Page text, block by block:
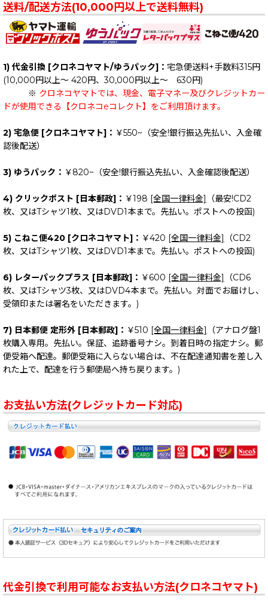
送料/配送方法(10,000円以上で送料無料)
1) 代金引換 [クロネコヤマト/ゆうパック]： 宅急便送料+手数料315円
(10,000円以上～ 420円、30,000円以上～ 630円)
※ クロネコヤマトでは、現金、電子マネー及びクレジットカー
ドが使用できる【クロネコeコレクト】をご利用頂けます。
2) 宅急便 [クロネコヤマト]： ￥550~（安全!銀行振込先払い、入金確
認後配送）
3) ゆうパック： ￥820~（安全!銀行振込先払い、入金確認後配送）
4) クリックポスト [日本郵政]： ￥198 [全国一律料金]
（最安!CD2
枚、又はTシャツ1枚、又はDVD1本まで。先払い。ポストへの投函)
5) こねこ便420 [クロネコヤマト]： ￥420 [全国一律料金]
（CD2
枚、又はTシャツ1枚、又はDVD1本まで。先払い。ポストへの投函)
6) レターパックプラス [日本郵政]： ￥600 [全国一律料金]
（CD6
枚、又はTシャツ3枚、又はDVD4本まで。先払い。対面でお届けし、
受領印または署名をいただきます。)
7) 日本郵便 定形外 [日本郵政]： ￥510 [全国一律料金]
（アナログ盤1
枚購入専用。先払い。保証、追跡番号ナシ。到着日時の指定ナシ。郵
便受箱へ配達。郵便受箱に入らない場合は、不在配達通知書を差し入
れた上で、配達を行う郵便局へ持ち戻ります。)
お支払い方法(クレジットカード対応)
代金引換で利用可能なお支払い方法(クロネコヤマト)